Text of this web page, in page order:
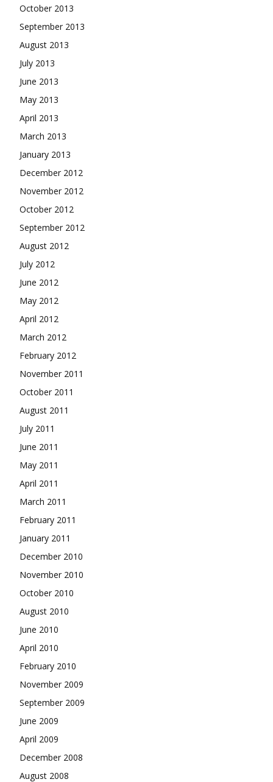
October 2013
September 2013
August 2013
July 2013
June 2013
May 2013
April 2013
March 2013
January 2013
December 2012
November 2012
October 2012
September 2012
August 2012
July 2012
June 2012
May 2012
April 2012
March 2012
February 2012
November 2011
October 2011
August 2011
July 2011
June 2011
May 2011
April 2011
March 2011
February 2011
January 2011
December 2010
November 2010
October 2010
August 2010
June 2010
April 2010
February 2010
November 2009
September 2009
June 2009
April 2009
December 2008
August 2008